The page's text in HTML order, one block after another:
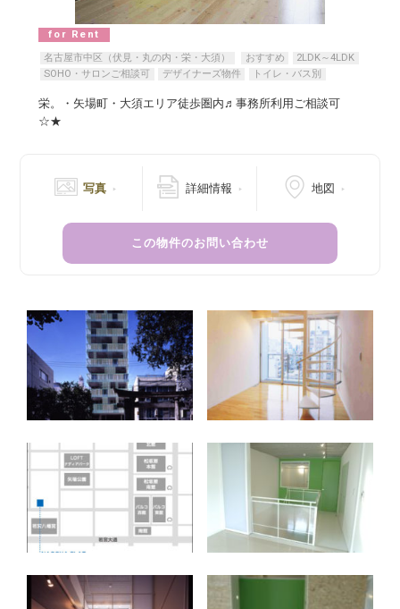
for Rent
名古屋市中区（伏見・丸の内・栄・大須）
おすすめ
2LDK～4LDK
SOHO・サロンご相談可
デザイナーズ物件 トイレ・バス別
栄。・矢場町・大須エリア徒歩圏内♬事務所利用ご相談可
☆★
写真 詳細情報 地図
この物件のお問い合わせ